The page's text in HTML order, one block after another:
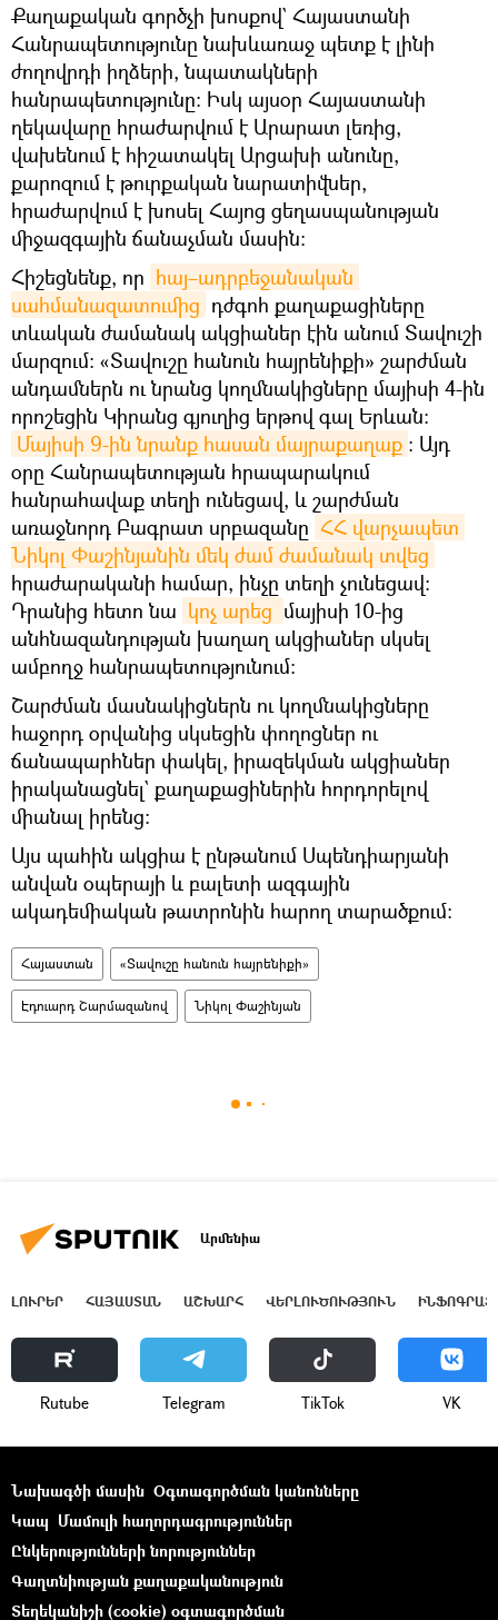
Քաղաքական գործչի խոսքով` Հայաստանի
Հանրապետությունը նախևառաջ պետք է լինի
ժողովրդի իղձերի, նպատակների
հանրապետությունը։ Իսկ այսօր Հայաստանի
ղեկավարը հրաժարվում է Արարատ լեռից,
վախենում է հիշատակել Արցախի անունը,
քարոզում է թուրքական նարատիվներ,
հրաժարվում է խոսել Հայոց ցեղասպանության
միջազգային ճանաչման մասին։
Հիշեցնենք, որ հայ–ադրբեջանական
սահմանազատումից դժգոհ քաղաքացիները
տևական ժամանակ ակցիաներ էին անում Տավուշի
մարզում։ «Տավուշը հանուն հայրենիքի» շարժման
անդամներն ու նրանց կողմնակիցները մայիսի 4-ին
որոշեցին Կիրանց գյուղից երթով գալ Երևան։
Մայիսի 9-ին նրանք հասան մայրաքաղաք ։ Այդ
օրը Հանրապետության հրապարակում
հանրահավաք տեղի ունեցավ, և շարժման
առաջնորդ Բագրատ սրբազանը ՀՀ վարչապետ
Նիկոլ Փաշինյանին մեկ ժամ ժամանակ տվեց
հրաժարականի համար, ինչը տեղի չունեցավ։
Դրանից հետո նա կոչ արեց մայիսի 10-ից
անհնազանդության խաղաղ ակցիաներ սկսել
ամբողջ հանրապետությունում։
Շարժման մասնակիցներն ու կողմնակիցները
հաջորդ օրվանից սկսեցին փողոցներ ու
ճանապարհներ փակել, իրազեկման ակցիաներ
իրականացնել` քաղաքացիներին հորդորելով
միանալ իրենց։
Այս պահին ակցիա է ընթանում Սպենդիարյանի
անվան օպերայի և բալետի ազգային
ակադեմիական թատրոնին հարող տարածքում։
Հայաստան «Տավուշը հանուն հայրենիքի»
Էդուարդ Շարմազանով Նիկոլ Փաշինյան
Արմենիա
ԼՈՒՐԵՐ ՀԱՅԱՍՏԱՆ ԱՇԽԱՐՀ ՎԵՐԼՈՒԾՈՒԹՅՈՒՆ
Rutube Telegram ТikТоk VK
Նախագծի մասին Օգտագործման կանոնները
Կապ Մամուլի հաղորդագրություններ
Ընկերությունների նորություններ
Գաղտնիության քաղաքականություն
Տեղեկանիշի (cookie) օգտագործման